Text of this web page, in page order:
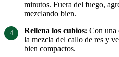
minutos. Fuera del fuego,
mezclando bien.
Rellena los cubios: Con una
la mezcla del callo de res y
bien compactos.